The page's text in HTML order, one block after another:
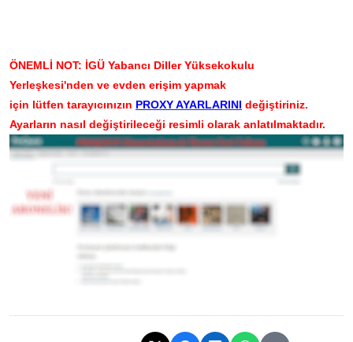
ÖNEMLİ NOT: İGÜ Yabancı Diller Yüksekokulu
Yerleşkesi'nden ve evden erişim yapmak
için lütfen tarayıcınızın PROXY AYARLARINI değiştiriniz.
Ayarların nasıl değiştirileceği resimli olarak anlatılmaktadır.